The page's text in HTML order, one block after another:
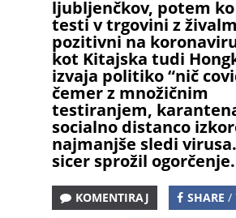
ljubljenčkov, potem
testi v trgovini z
pozitivni na
kot Kitajska tudi
izvaja politiko “nič
čemer z množičnim
testiranjem,
socialno distanco
najmanjše sledi
sicer sprožil ogorčenje.
KOMENTIRAJ SHARE /